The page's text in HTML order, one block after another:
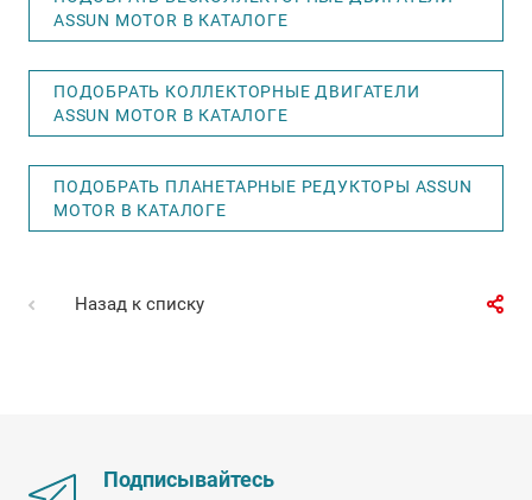
ASSUN MOTOR В КАТАЛОГЕ
ПОДОБРАТЬ КОЛЛЕКТОРНЫЕ ДВИГАТЕЛИ
ASSUN MOTOR В КАТАЛОГЕ
ПОДОБРАТЬ ПЛАНЕТАРНЫЕ РЕДУКТОРЫ ASSUN
MOTOR В КАТАЛОГЕ
Назад к списку
Подписывайтесь